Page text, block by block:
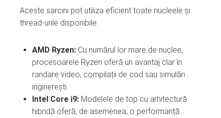
Aceste sarcini pot utiliza eficient toate nucleele și
thread-urile disponibile.
AMD Ryzen: Cu numărul lor mare de nuclee,
procesoarele Ryzen oferă un avantaj clar în
randare video, compilații de cod sau simulări
inginerești.
Intel Core i9: Modelele de top cu arhitectură
hibridă oferă, de asemenea, o performanță